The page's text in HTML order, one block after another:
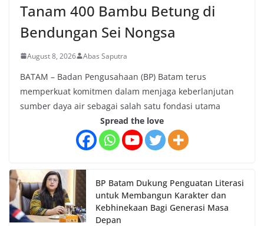
Tanam 400 Bambu Betung di
Bendungan Sei Nongsa
August 8, 2026 Abas Saputra
BATAM – Badan Pengusahaan (BP) Batam terus
memperkuat komitmen dalam menjaga keberlanjutan
sumber daya air sebagai salah satu fondasi utama
Spread the love
BP Batam Dukung Penguatan Literasi
untuk Membangun Karakter dan
Kebhinekaan Bagi Generasi Masa
Depan